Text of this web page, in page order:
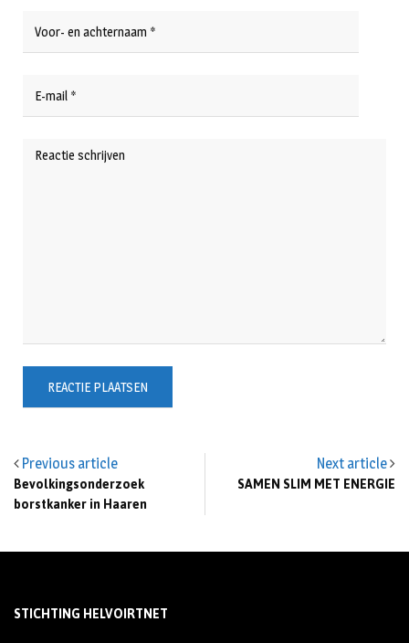
Previous article
Bevolkingsonderzoek
borstkanker in Haaren
Next article
SAMEN SLIM MET ENERGIE
STICHTING HELVOIRTNET